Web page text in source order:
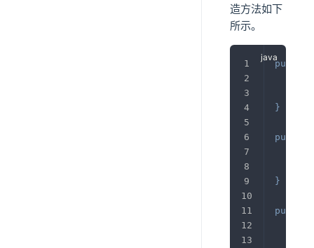
造方法如下
所示。
public
}
public
}
public